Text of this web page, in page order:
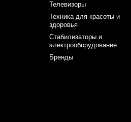
Телевизоры
Техника для красоты и
здоровья
Стабилизаторы и
электрооборудование
Бренды